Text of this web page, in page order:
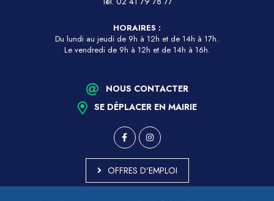
HORAIRES :
Du lundi au jeudi de 9h à 12h et de 14h à 17h.
Le vendredi de 9h à 12h et de 14h à 16h.
NOUS CONTACTER
SE DÉPLACER EN MAIRIE
OFFRES D'EMPLOI